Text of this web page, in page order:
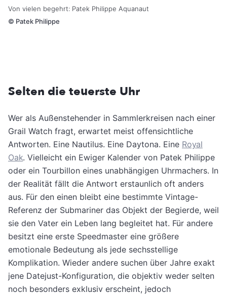
Von vielen begehrt: Patek Philippe Aquanaut
© Patek Philippe
Selten die teuerste Uhr
Wer als Außenstehender in Sammlerkreisen nach einer
Grail Watch fragt, erwartet meist offensichtliche
Antworten. Eine Nautilus. Eine Daytona. Eine Royal
Oak. Vielleicht ein Ewiger Kalender von Patek Philippe
oder ein Tourbillon eines unabhängigen Uhrmachers. In
der Realität fällt die Antwort erstaunlich oft anders
aus. Für den einen bleibt eine bestimmte Vintage-
Referenz der Submariner das Objekt der Begierde, weil
sie den Vater ein Leben lang begleitet hat. Für andere
besitzt eine erste Speedmaster eine größere
emotionale Bedeutung als jede sechsstellige
Komplikation. Wieder andere suchen über Jahre exakt
jene Datejust-Konfiguration, die objektiv weder selten
noch besonders exklusiv erscheint, jedoch